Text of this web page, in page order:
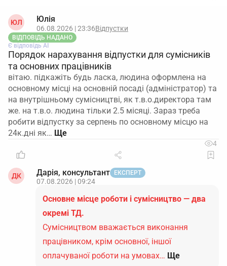
інших вимог щодо бронювання.
зараз ключове завдання – не пропустити строк до
10 серпня, а повну процедуру перепідтвердження
планувати пізніше, до закінчення строку чинного
рішення.
Підсумок: за ваших умов подання довідки і
Податкового розрахунку до 10.08.2026 є
достатнім для збереження критичності та
бронювання до 04.12.2026, а повне
перепідтвердження та нове масове
завершення цього строку.
ЮЛ Юлія
06.08.2026 | 23:36Відпустки
ВІДПОВІДЬ НАДАНО
Є відповідь АІ
Порядок нарахування відпустки для сумісників
та основних працівників
вітаю. підкажіть будь ласка, людина оформлена на
основному місці на основній посаді (адміністратор) та
на внутрішньому сумісництві, як т.в.о.директора там
же. на т.в.о. людина тільки 2.5 місяці. Зараз треба
робити відпустку за серпень по основному місцю на
24к.дні як…
4
ДК Дарія, консультант ЕКСПЕРТ
07.08.2026 | 09:24
Основне місце роботи і сумісництво — два
окремі ТД.
Сумісництвом вважається виконання
працівником, крім основної, іншої
оплачуваної роботи на умовах… Ще